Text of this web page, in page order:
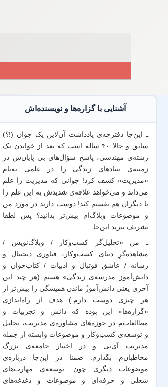
آشنایی با گزاره‌ها و نویسنده‌اش
ـ این‌جا دفترچه‌ی یادداشت‌ آن‌لاین یک جوان (!؟)
سابق و حالا ۴۰ ساله است که بعد از خواندن یک
رشته‌ی مهندسی، پاسخ سؤال‌های بی پایان‌ش در
زمینه‌ی بنیادهای زندگی را در علمی به‌نام
«مدیریت» کشف کرد! جوانی که مدیریت را علم
می‌داند و می‌خواهد علاقه‌ی شدیدش به این علم را
بادیگران همتقسیم کند! دوست دارید در مورد من
و موضوعات وبلاگ‌ام بیش‌تر بدانید؟ پس لطفا
تشریف ببرید این‌جا.
ـ من «تحلیل‌گر کسب‌وکار / وبلاگ‌نویس /
مشاهده‌گرِ دنیای کسب‌وکار، فناوری دیجیتال و
رسانه / عاشق فوتبال و ادبیات / کتاب‌خوان و
دانش‌آموز مدرسه‌ی زندگی» هستم (هر چند این
آخری یعنی دانش‌آموزْ ماندن همیشگی را بیش‌تر از
هر چیزی دوست دارم.) هدف از راه‌اندازی
«گزاره‌ها» این بوده که دانش و تجربیات‌ و
مطالعات‌م در حوزه‌های مشاوره‌ی مدیریت، تحلیل
و توسعه‌ی کسب‌وکار و موضوعات وابسته از جمله
مدیریت آی‌تی و در اختیار جامعه‌ی بزرگ
مخاطبان‌م بگذارم. ضمنا در این‌جا درباره‌ی
موضوعات دیگری چون: توسعه‌ی مهارت‌های
شغلی و حرفه‌ای و موضوعات و دغدغه‌های